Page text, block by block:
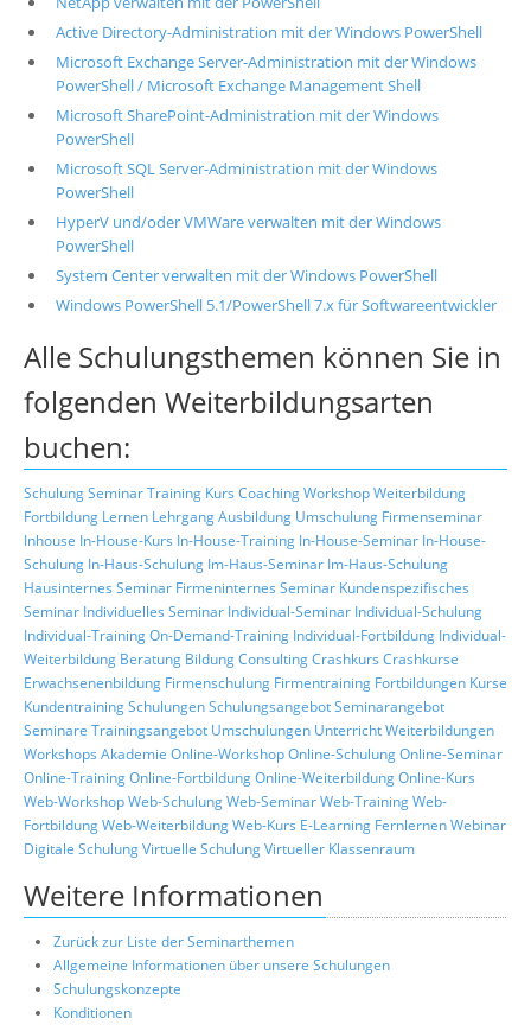
Active Directory-Administration mit der Windows PowerShell
Microsoft Exchange Server-Administration mit der Windows
PowerShell / Microsoft Exchange Management Shell
Microsoft SharePoint-Administration mit der Windows
PowerShell
Microsoft SQL Server-Administration mit der Windows
PowerShell
HyperV und/oder VMWare verwalten mit der Windows
PowerShell
System Center verwalten mit der Windows PowerShell
Windows PowerShell 5.1/PowerShell 7.x für Softwareentwickler
Alle Schulungsthemen können Sie in
folgenden Weiterbildungsarten
buchen:
SchulungSeminarTraining Kurs CoachingWorkshopWeiterbildung
Fortbildung Lernen LehrgangAusbildung Umschulung Firmenseminar
Inhouse In-House-Kurs In-House-Training In-House-Seminar In-House-
Schulung In-Haus-Schulung Im-Haus-Seminar Im-Haus-Schulung
Hausinternes Seminar Firmeninternes Seminar Kundenspezifisches
Seminar Individuelles Seminar Individual-Seminar Individual-Schulung
Individual-TrainingOn-Demand-Training Individual-Fortbildung Individual-
Weiterbildung Beratung BildungConsultingCrashkurs Crashkurse
Erwachsenenbildung Firmenschulung Firmentraining Fortbildungen Kurse
KundentrainingSchulungenSchulungsangebotSeminarangebot
Seminare Trainingsangebot Umschulungen UnterrichtWeiterbildungen
Workshops Akademie Online-WorkshopOnline-SchulungOnline-Seminar
Online-TrainingOnline-FortbildungOnline-WeiterbildungOnline-Kurs
Web-WorkshopWeb-SchulungWeb-SeminarWeb-TrainingWeb-
FortbildungWeb-WeiterbildungWeb-Kurs E-Learning FernlernenWebinar
Digitale SchulungVirtuelle SchulungVirtueller Klassenraum
Weitere Informationen
Zurück zur Liste der Seminarthemen
Allgemeine Informationen über unsere Schulungen
Schulungskonzepte
Konditionen